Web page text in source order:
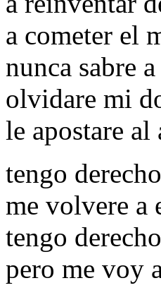
a cometer el
nunca sabre
olvidare mi
le apostare al
tengo
me volvere a
tengo
pero me voy